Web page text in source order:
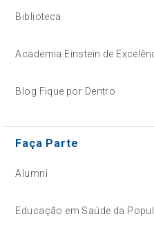
Biblioteca
Academia Einstein de
Blog Fique por Dentro
Faça Parte
Alumni
Educação em Saúde da